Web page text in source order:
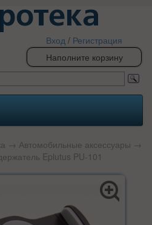
Вход / Регистрация
Наполните корзину
→ Автомобильные аксессуары →
Eplutus PU-101